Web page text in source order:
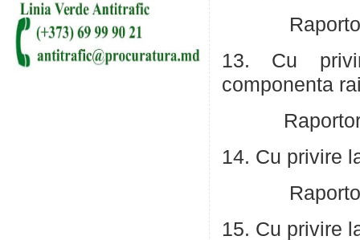
Raportor:
13. Cu
componenta
Raportor:
14. Cu privire
Raportor:
15. Cu privire